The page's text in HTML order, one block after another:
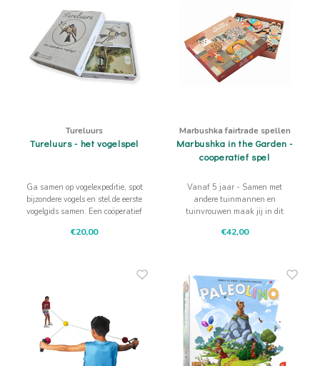
Tureluurs
Tureluurs - het vogelspel
Ga samen op vogelexpeditie, spot
bijzondere vogels en stel de eerste
vogelgids samen. Een coöperatief
samenwerking en speelplezier
€20,00
Marbushka fairtrade spellen
Marbushka in the Garden -
cooperatief spel
Vanaf 5 jaar - Samen met
andere tuinmannen en
tuinvrouwen maak jij in dit
bomen nog mooier.
€42,00